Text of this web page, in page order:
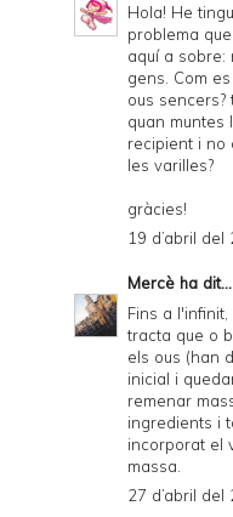
Hola! He
problema
aquí a sobre:
gens. Com
ous
quan muntes
recipient i no
les varilles?
gràcies!
19 d’abril
Mercè ha dit...
Fins a
tracta que o
els ous (han
inicial i
remenar
ingredients i
incorporat el
massa.
27 d’abril del